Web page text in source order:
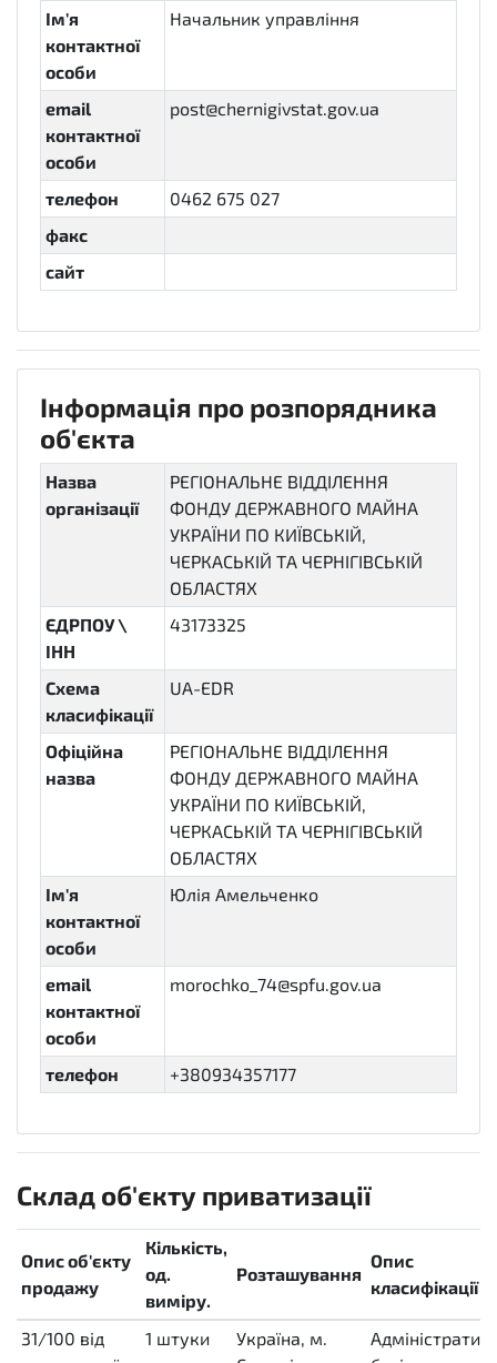
Ім'я
контактної
особи
Начальник управління
email
контактної
особи
post@chernigivstat.gov.ua
телефон
0462 675 027
факс
сайт
Інформація про розпорядника
об'єкта
Назва
організації
РЕГІОНАЛЬНЕ ВІДДІЛЕННЯ
ФОНДУ ДЕРЖАВНОГО МАЙНА
УКРАЇНИ ПО КИЇВСЬКІЙ,
ЧЕРКАСЬКІЙ ТА ЧЕРНІГІВСЬКІЙ
ОБЛАСТЯХ
ЄДРПОУ \
ІНН
43173325
Схема
класифікації
UA-EDR
Офіційна
назва
РЕГІОНАЛЬНЕ ВІДДІЛЕННЯ
ФОНДУ ДЕРЖАВНОГО МАЙНА
УКРАЇНИ ПО КИЇВСЬКІЙ,
ЧЕРКАСЬКІЙ ТА ЧЕРНІГІВСЬКІЙ
ОБЛАСТЯХ
Ім'я
контактної
особи
Юлія Амельченко
email
контактної
особи
morochko_74@spfu.gov.ua
телефон +380934357177
Склад об'єкту приватизації
Опис об'єкту
продажу
Кількість,
од.
виміру.
Розташування
Опис
класифікації
31/100 від
1 штуки
Україна, м.